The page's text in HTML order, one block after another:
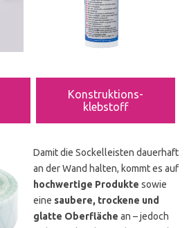
Konstruktions-
klebstoff
Damit die Sockelleisten dauerhaft
an der Wand halten, kommt es auf
hochwertige Produkte sowie
eine saubere, trockene und
glatte Oberfläche an – jedoch